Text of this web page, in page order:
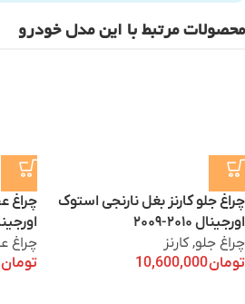
محصولات مرتبط با این مدل خودرو
چراغ جلو کارنز بغل نارنجی استوک
اورجینال ۲۰۱۰-۲۰۰۹
چراغ جلو, کارنز
تومان
چراغ
چراغ
تومان